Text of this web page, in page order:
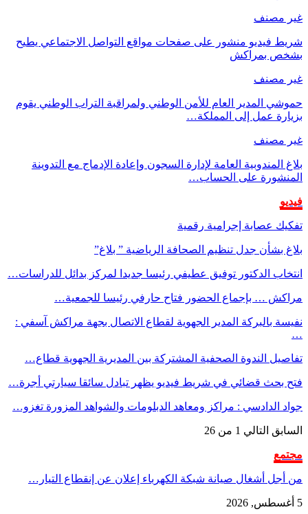
غير مصنف
شريط فيديو منشور على صفحات مواقع التواصل الاجتماعي يطيح
بشخص بمراكش
غير مصنف
حموشي المدير العام للأمن الوطني ولمراقبة التراب الوطني يقوم
بزيارة عمل إلى المملكة…
غير مصنف
بلاغ المندوبية العامة لإدارة السجون وإعادة الإدماج مع التدوينة
المنشورة على الحساب…
فيديو
تفكيك عصابة إجرامية رقمية
بلاغ بشأن جدل تنظيم الصحافة الرياضية ” بلاغ”
انتخاب الدكتور توفيق عطيفي رئيسا جديدا لمركز بدائل للدراسات…
مراكش … بإجماع الحضور فتاح حارفي رئيسا للجمعية…
نفيسة بالبركة المدير الجهوية لقطاع الاتصال بجهة مراكش آسفي :
…
تفاصيل الندوة الصحفية المشتركة بين المديرية الجهوية قطاع…
فتح بحث قضائي في شريط فيديو يظهر تبادل سائقا سيارتي أجرة…
جواد الدادسي : مراكز ومعاهد الدبلومات والشواهد المزورة تغزو…
السابق التالي 1 من 26
مجتمع
من أجل أشغال صيانة شبكة الكهرباء إعلان عن إنقطاع التيار…
5 أغسطس, 2026